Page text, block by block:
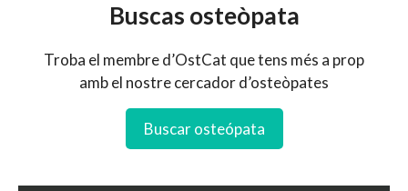
Buscas osteòpata
Troba el membre d’OstCat que tens més a prop
amb el nostre cercador d’osteòpates
Buscar osteópata